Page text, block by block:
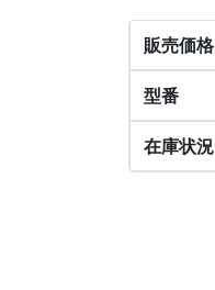
販売価格
型番
在庫状況